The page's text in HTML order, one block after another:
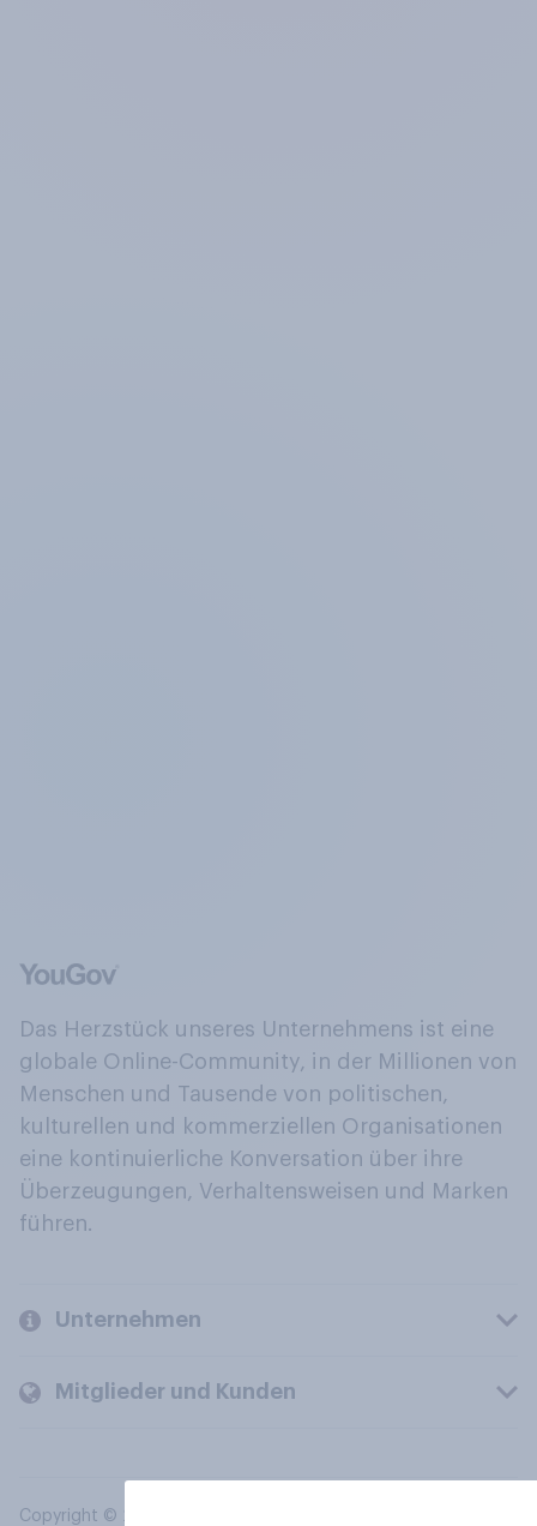
Das Herzstück unseres Unternehmens ist eine
globale Online-Community, in der Millionen von
Menschen und Tausende von politischen,
kulturellen und kommerziellen Organisationen
eine kontinuierliche Konversation über ihre
Überzeugungen, Verhaltensweisen und Marken
führen.
Unternehmen
Mitglieder und Kunden
Copyright © 2026 YouGov PLC. Alle Rechte vorbehalten.